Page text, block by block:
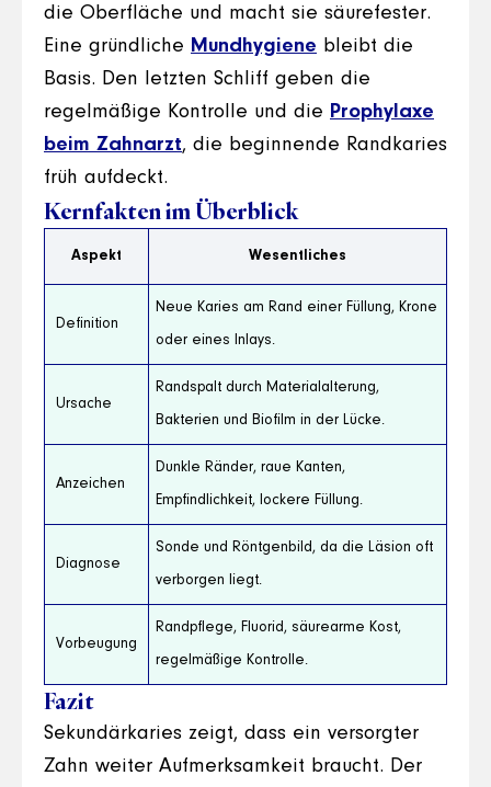
die Oberfläche und macht sie säurefester.
Eine gründliche Mundhygiene bleibt die
Basis. Den letzten Schliff geben die
regelmäßige Kontrolle und die Prophylaxe
beim Zahnarzt, die beginnende Randkaries
früh aufdeckt.
Kernfakten im Überblick
Aspekt Wesentliches
Definition
Neue Karies am Rand einer Füllung, Krone
oder eines Inlays.
Ursache
Randspalt durch Materialalterung,
Bakterien und Biofilm in der Lücke.
Anzeichen
Dunkle Ränder, raue Kanten,
Empfindlichkeit, lockere Füllung.
Diagnose
Sonde und Röntgenbild, da die Läsion oft
verborgen liegt.
Vorbeugung
Randpflege, Fluorid, säurearme Kost,
regelmäßige Kontrolle.
Fazit
Sekundärkaries zeigt, dass ein versorgter
Zahn weiter Aufmerksamkeit braucht. Der